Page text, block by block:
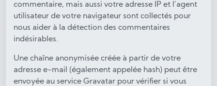
commentaire, mais aussi votre adresse IP et l’agent
utilisateur de votre navigateur sont collectés pour
nous aider à la détection des commentaires
indésirables.
Une chaîne anonymisée créée à partir de votre
adresse e-mail (également appelée hash) peut être
envoyée au service Gravatar pour vérifier si vous